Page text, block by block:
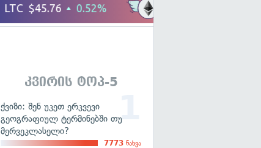
კვირის ტოპ-5
ქვიზი: შენ უკეთ ერკვევი
გეოგრაფიულ ტერმინებში თუ
მერვეკლასელი?
7773 ნახვა